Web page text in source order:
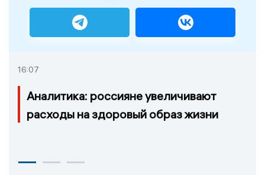
16:07
Аналитика: россияне увеличивают
расходы на здоровый образ жизни